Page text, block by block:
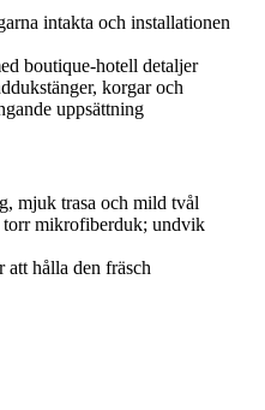
intakta och installationen
boutique-hotell detaljer
korgar och
uppsättning
mjuk trasa och mild tvål
torr mikrofiberduk; undvik
att hålla den fräsch